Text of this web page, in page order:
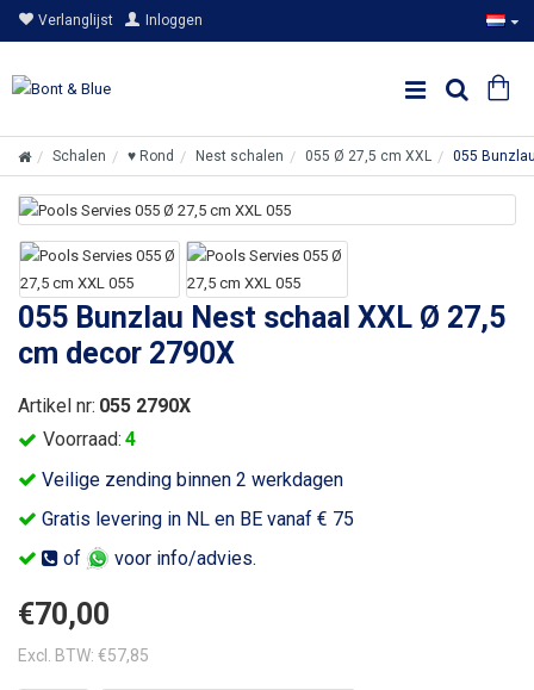
Verlanglijst Inloggen
Schalen ♥ Rond Nest schalen 055 Ø 27,5 cm XXL 055
055 Bunzlau Nest schaal XXL Ø 27,5
cm decor 2790X
Veilige zending binnen 2 werkdagen
Gratis levering in NL en BE vanaf € 75
of
voor info/advies.
Voorraad: 4
Artikel nr: 055 2790X
€70,00
Excl. BTW: €57,85